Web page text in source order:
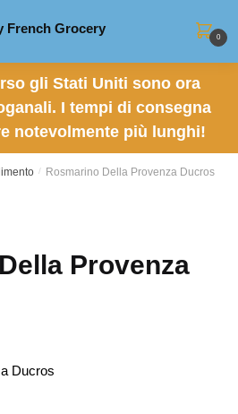
0
gli Stati Uniti sono ora
I tempi di consegna
notevolmente più lunghi!
/ Rosmarino Della Provenza Ducros
Provenza
Ducros